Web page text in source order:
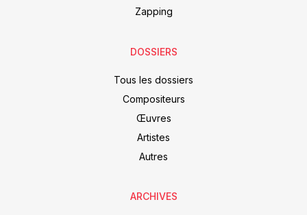
Zapping
DOSSIERS
Tous les dossiers
Compositeurs
Œuvres
Artistes
Autres
ARCHIVES